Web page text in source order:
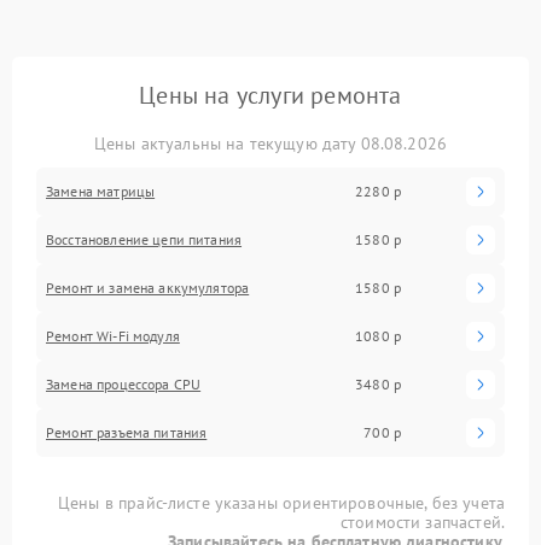
Цены на услуги ремонта
Цены актуальны на текущую дату 08.08.2026
Замена матрицы 2280 р
Восстановление цепи питания 1580 р
Ремонт и замена аккумулятора 1580 р
Ремонт Wi-Fi модуля 1080 р
Замена процессора CPU 3480 р
Ремонт разъема питания 700 р
Цены в прайс-листе указаны ориентировочные, без учета
стоимости запчастей.